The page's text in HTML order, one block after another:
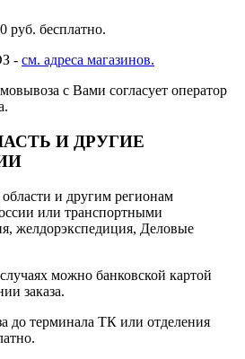
руб. бесплатно.
- см. адреса магазинов.
с Вами согласует оператор
И ДРУГИЕ
и другим регионам
или транспортными
желдорэкспедиция, Деловые
можно банковской картой
заказа.
до терминала ТК или отделения